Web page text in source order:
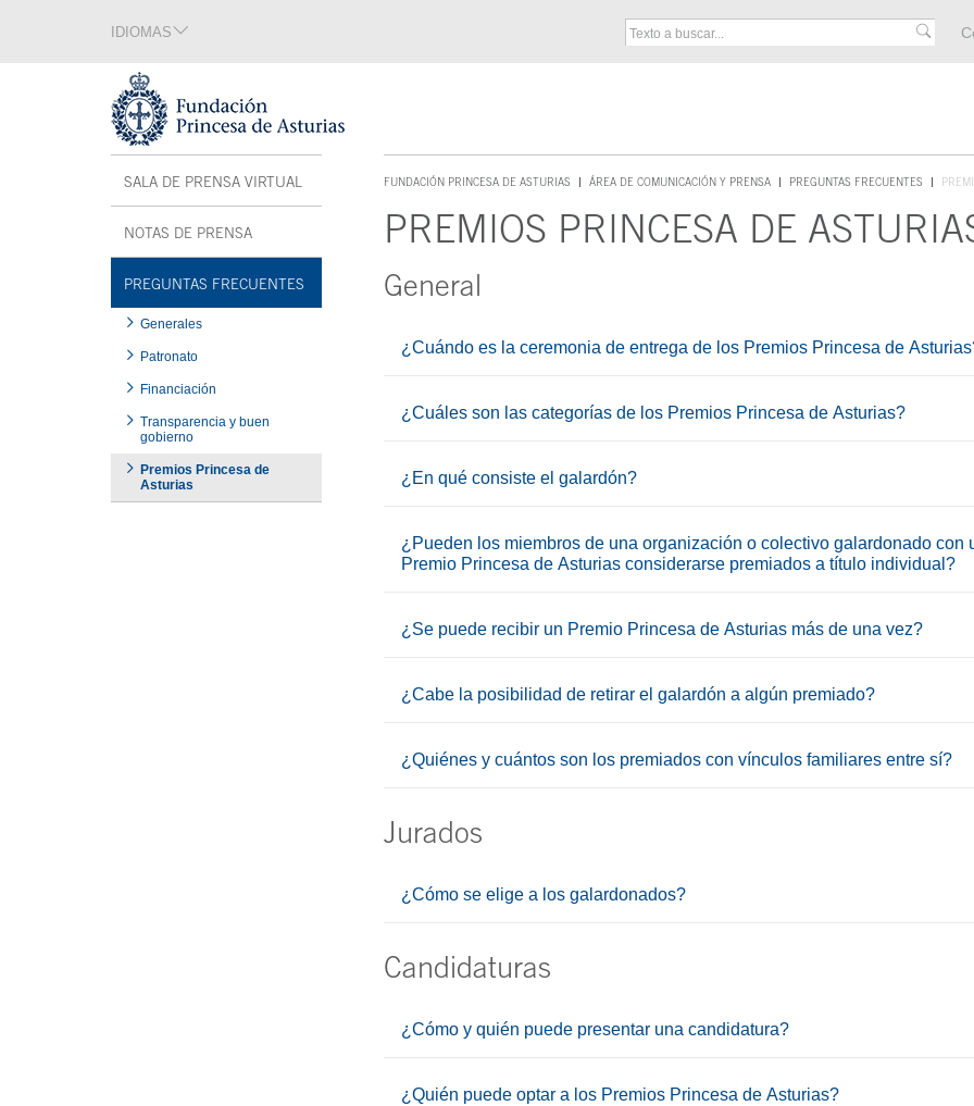
Tecla de acceso 1
IDIOMAS
SALA DE PRENSA VIRTUAL
NOTAS DE PRENSA
PREGUNTAS FRECUENTES
Generales
Patronato
Financiación
Transparencia y buen
gobierno
Premios Princesa de
Asturias
FUNDACIÓN PRINCESA DE ASTURIAS
TECLA DE ACCESO 1
ÁREA DE COMUNICACIÓN Y PRENSA PREGUNTAS FRECUENTES
PREMIOS PRINCESA DE
Contenido principal
General
¿Cuándo es la ceremonia de entrega de los Premios Princesa de
¿Cuáles son las categorías de los Premios Princesa de Asturias?
¿En qué consiste el galardón?
¿Pueden los miembros de una organización o colectivo galardonado con
Premio Princesa de Asturias considerarse premiados a título individual?
¿Se puede recibir un Premio Princesa de Asturias más de una vez?
¿Cabe la posibilidad de retirar el galardón a algún premiado?
¿Quiénes y cuántos son los premiados con vínculos familiares entre sí?
Jurados
¿Cómo se elige a los galardonados?
Candidaturas
¿Cómo y quién puede presentar una candidatura?
¿Quién puede optar a los Premios Princesa de Asturias?